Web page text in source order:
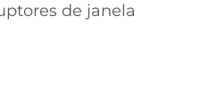
de janela